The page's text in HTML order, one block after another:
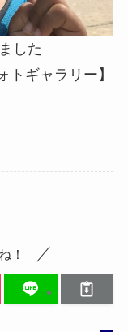
した
ギャラリー】
！